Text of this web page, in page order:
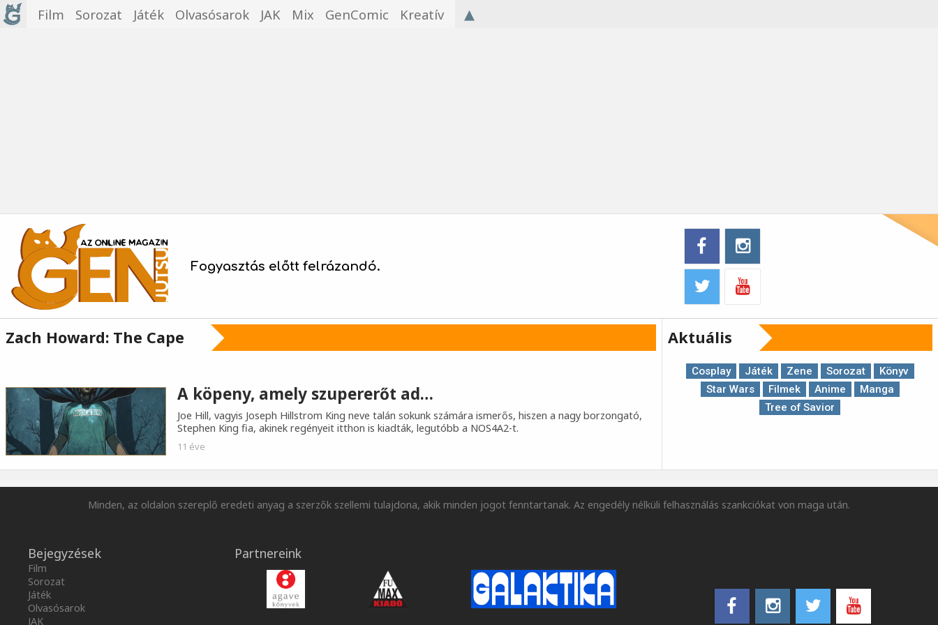
Film Sorozat Játék Olvasósarok JAK Mix GenComic Kreatív ▴
Fogyasztás előtt felrázandó.
Zach Howard: The Cape
A köpeny, amely szupererőt ad…
Joe Hill, vagyis Joseph Hillstrom King neve talán sokunk számára ismerős, hiszen a nagy borzongató,
Stephen King fia, akinek regényeit itthon is kiadták, legutóbb a NOS4A2-t.
11 éve
Aktuális
Cosplay Játék Zene Sorozat
Könyv
Star Wars
Filmek Anime
Manga
Tree of Savior
Minden, az oldalon szereplő eredeti anyag a szerzők szellemi tulajdona, akik minden jogot fenntartanak. Az engedély nélküli felhasználás szankciókat von maga után.
Bejegyzések
Film
Sorozat
Játék
Olvasósarok
JAK
Partnereink